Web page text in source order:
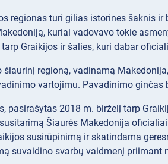
regionas turi gilias istorines šaknis
kuriai vadovavo tokie
Graikijos ir šalies, kuri dabar
šiaurinį regioną, vadinamą
vartojimu. Pavadinimo
pasirašytas 2018 m. birželį tarp
Šiaurės Makedonija
susirūpinimą ir skatindama
suvaidino svarbų vaidmenį priimant